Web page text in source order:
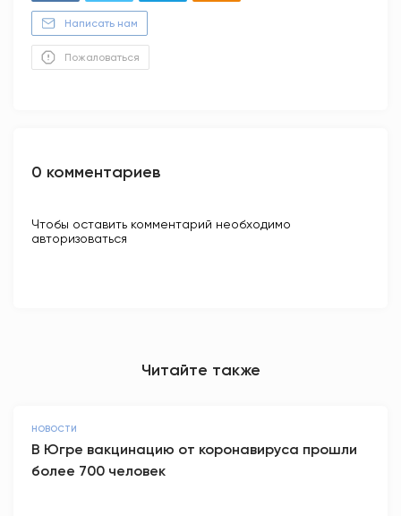
Написать нам
Пожаловаться
0 комментариев
Чтобы оставить комментарий необходимо
авторизоваться
Читайте также
НОВОСТИ
В Югре вакцинацию от коронавируса прошли
более 700 человек